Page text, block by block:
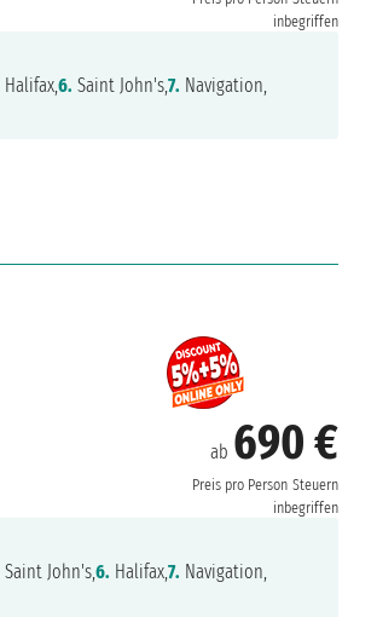
inbegriffen
Halifax,6. Saint John's,7. Navigation,
ab 690 €
Preis pro Person Steuern
inbegriffen
Saint John's,6. Halifax,7. Navigation,